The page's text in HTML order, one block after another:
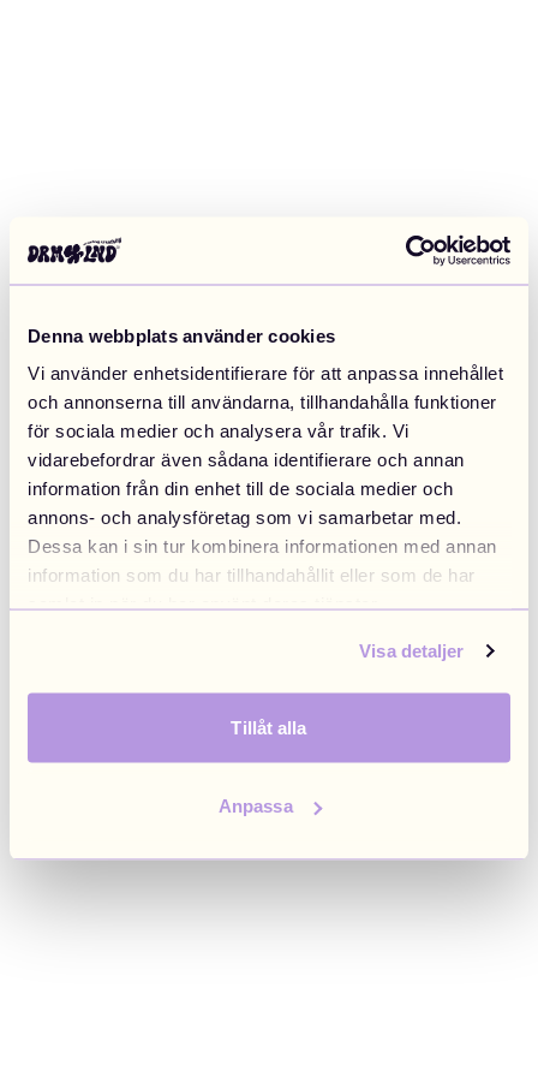
Denna webbplats använder cookies
Vi använder enhetsidentifierare för att anpassa innehållet
och annonserna till användarna, tillhandahålla funktioner
för sociala medier och analysera vår trafik. Vi
vidarebefordrar även sådana identifierare och annan
information från din enhet till de sociala medier och
annons- och analysföretag som vi samarbetar med.
Dessa kan i sin tur kombinera informationen med annan
information som du har tillhandahållit eller som de har
samlat in när du har använt deras tjänster.
Visa detaljer
Tillåt alla
Anpassa
Application error: a client-side exception has occurred (see the
browser console for more information).